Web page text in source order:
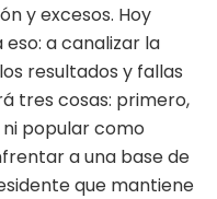
y excesos. Hoy
a canalizar la
resultados y fallas
tres cosas: primero,
popular como
a una base de
que mantiene